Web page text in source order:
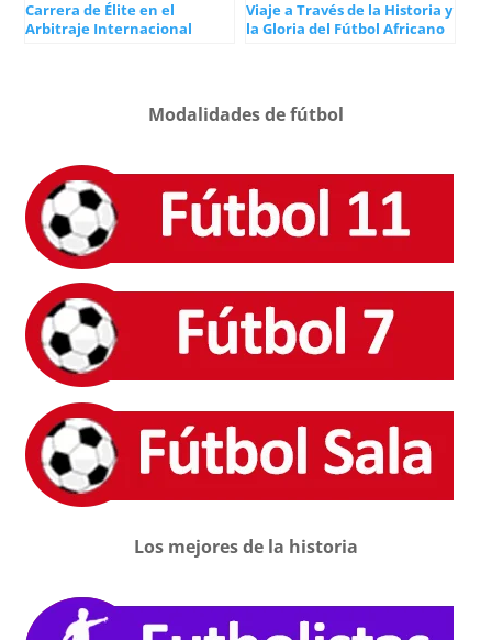
Carrera de Élite en el
Arbitraje Internacional
Viaje a Través de la Historia y
la Gloria del Fútbol Africano
Modalidades de fútbol
Los mejores de la historia